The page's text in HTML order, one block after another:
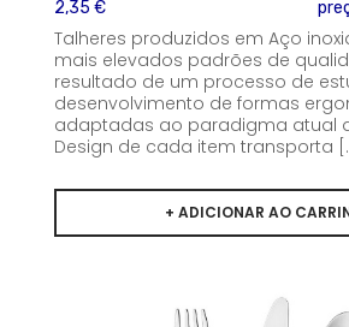
2,35 €
Talheres produzidos em Aço
mais elevados padrões de
resultado de um processo de
desenvolvimento de formas
adaptadas ao paradigma atual
Design de cada item transporta